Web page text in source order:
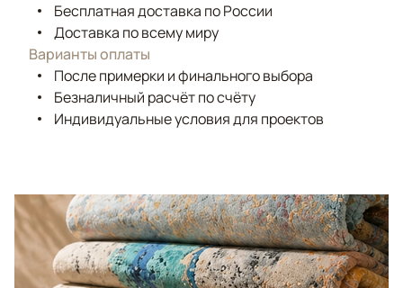
Бесплатная доставка по России
Доставка по всему миру
Варианты оплаты
После примерки и финального выбора
Безналичный расчёт по счёту
Индивидуальные условия для проектов